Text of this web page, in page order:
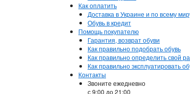
Как оплатить
Доставка в Украине и по всему
Обувь в кредит
Помощь покупателю
Гарантия, возврат обуви
Как правильно подобрать обувь
Как правильно определить свой
Как правильно эксплуатировать
Контакты
Звоните ежедневно
с 9:00 до 21:00